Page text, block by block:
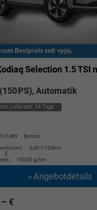
Selection 1.5 TSI
PS), Automatik
Lieferzeit: 14 Tage
Benzin
6,40 l/100km
E
150,00 g/km
» Angebotdetails
€